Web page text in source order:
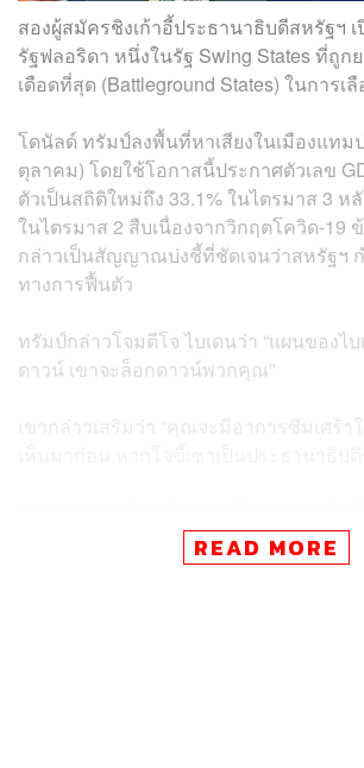
สองผู้สมัครชิงเก้าอี้ประธานาธิบดีสหรัฐฯ เ
รัฐฟลอริดา หนึ่งในรัฐ Swing States ที่ถูก
เดือดที่สุด (Battleground States) ในการเ
โดนัลด์ ทรัมป์ลงพื้นที่หาเสียงในเมืองแทม
ตุลาคม) โดยใช้โอกาสนี้ประกาศตัวเลข
ตัวเป็นสถิติใหม่ถึง 33.1% ในไตรมาส 3 ห
ในไตรมาส 2 สืบเนื่องจากวิกฤตโควิด-19
กล่าวเป็นสัญญาณบ่งชี้ที่ชัดเจนว่าสหรัฐฯ
ทางการฟื้นตัว
ทรัมป์กล่าวโจมตีโจ ไบเดนว่า “แผนของไ
ดาวน์ เขาจะล็อกดาวน์พวกคุณ”
เขากล่าวเสริมว่า “คุณจะมีอาการซึมเศร้
ดี ทุกคนทำได้ดี แต่ไม่ครับ พวกเขาทำได้ไม่
กล่าวต่อผู้สนับสนุนหลายพันคนที่ส่งเสียงเชี
READ MORE